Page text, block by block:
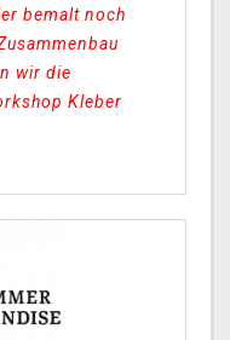
bemalt noch
wir die
Kleber